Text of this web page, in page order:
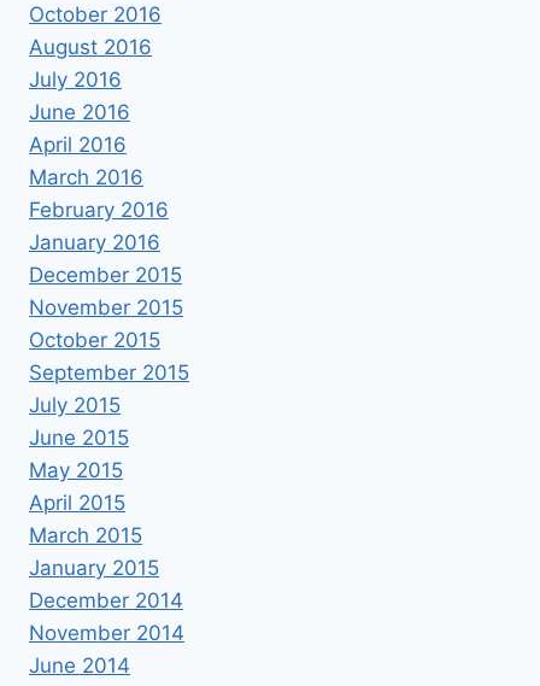
October 2016
August 2016
July 2016
June 2016
April 2016
March 2016
February 2016
January 2016
December 2015
November 2015
October 2015
September 2015
July 2015
June 2015
May 2015
April 2015
March 2015
January 2015
December 2014
November 2014
June 2014